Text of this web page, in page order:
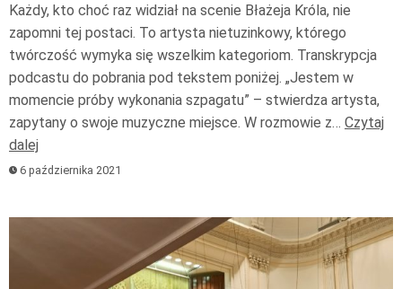
Każdy, kto choć raz widział na scenie Błażeja Króla, nie
zapomni tej postaci. To artysta nietuzinkowy, którego
twórczość wymyka się wszelkim kategoriom. Transkrypcja
podcastu do pobrania pod tekstem poniżej. „Jestem w
momencie próby wykonania szpagatu” – stwierdza artysta,
zapytany o swoje muzyczne miejsce. W rozmowie z… Czytaj
dalej
6 października 2021
dźwiękowych